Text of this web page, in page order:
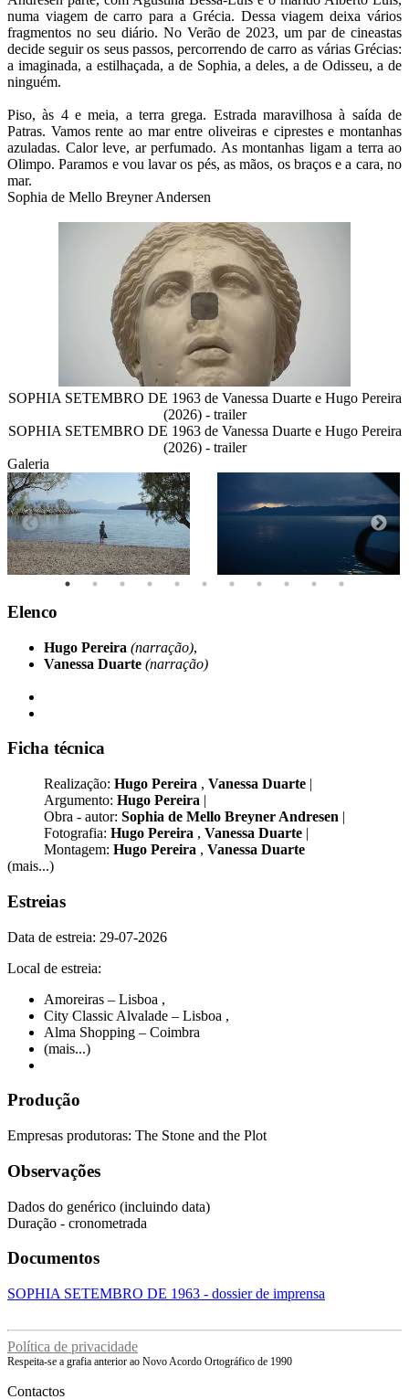
numa viagem de carro para a Grécia. Dessa viagem deixa vários
fragmentos no seu diário. No Verão de 2023, um par de cineastas
decide seguir os seus passos, percorrendo de carro as várias Grécias:
a imaginada, a estilhaçada, a de Sophia, a deles, a de Odisseu, a de
ninguém.
Piso, às 4 e meia, a terra grega. Estrada maravilhosa à saída de
Patras. Vamos rente ao mar entre oliveiras e ciprestes e montanhas
azuladas. Calor leve, ar perfumado. As montanhas ligam a terra ao
Olimpo. Paramos e vou lavar os pés, as mãos, os braços e a cara, no
mar.
Sophia de Mello Breyner Andersen
SOPHIA SETEMBRO DE 1963 de Vanessa Duarte e Hugo Pereira
(2026) - trailer
SOPHIA SETEMBRO DE 1963 de Vanessa Duarte e Hugo Pereira
(2026) - trailer
Galeria
Elenco
Hugo Pereira (narração),
Vanessa Duarte (narração)
Ficha técnica
Realização: Hugo Pereira , Vanessa Duarte |
Argumento: Hugo Pereira |
Obra - autor: Sophia de Mello Breyner Andresen |
Fotografia: Hugo Pereira , Vanessa Duarte |
Montagem: Hugo Pereira , Vanessa Duarte
(mais...)
Estreias
Data de estreia: 29-07-2026
Local de estreia:
Amoreiras – Lisboa ,
City Classic Alvalade – Lisboa ,
Alma Shopping – Coimbra
(mais...)
Produção
Empresas produtoras: The Stone and the Plot
Observações
Dados do genérico (incluindo data)
Duração - cronometrada
Documentos
SOPHIA SETEMBRO DE 1963 - dossier de imprensa
Política de privacidade
Respeita-se a grafia anterior ao Novo Acordo Ortográfico de 1990
Contactos